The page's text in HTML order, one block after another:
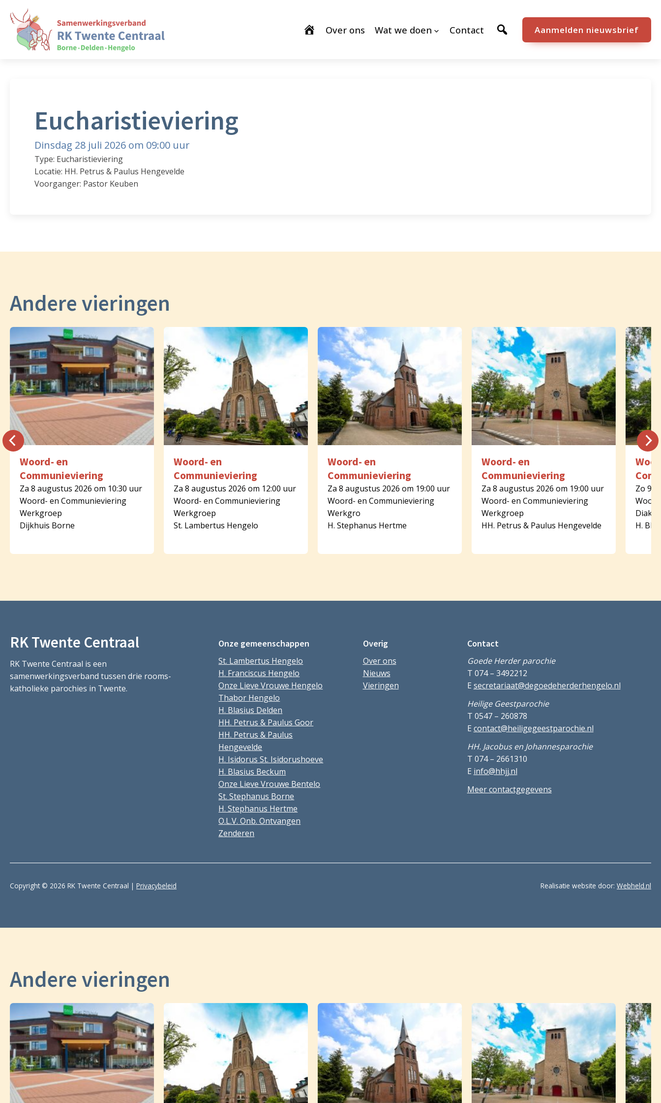
Over ons Wat we doen Contact Aanmelden nieuwsbrief
Eucharistieviering
Dinsdag 28 juli 2026 om 09:00 uur
Type: Eucharistieviering
Locatie: HH. Petrus & Paulus Hengevelde
Voorganger: Pastor Keuben
Andere vieringen
Woord- en
Communieviering
Za 8 augustus 2026 om 10:30 uur
Woord- en Communieviering
Werkgroep
Dijkhuis Borne
Woord- en
Communieviering
Za 8 augustus 2026 om 12:00 uur
Woord- en Communieviering
Werkgroep
St. Lambertus Hengelo
Woord- en
Communieviering
Za 8 augustus 2026 om 19:00 uur
Woord- en Communieviering
Werkgro
H. Stephanus Hertme
Woord- en
Communieviering
Za 8 augustus 2026 om 19:00 uur
Woord- en Communieviering
Werkgroep
HH. Petrus & Paulus Hengevelde
Zo 9
H.
RK Twente Centraal
RK Twente Centraal is een
samenwerkingsverband tussen drie rooms-
katholieke parochies in Twente.
Onze gemeenschappen
St. Lambertus Hengelo
H. Franciscus Hengelo
Onze Lieve Vrouwe Hengelo
Thabor Hengelo
H. Blasius Delden
HH. Petrus & Paulus Goor
HH. Petrus & Paulus
Hengevelde
H. Isidorus St. Isidorushoeve
H. Blasius Beckum
Onze Lieve Vrouwe Bentelo
St. Stephanus Borne
H. Stephanus Hertme
O.L.V. Onb. Ontvangen
Zenderen
Overig
Over ons
Nieuws
Vieringen
Contact
Goede Herder parochie
T 074 – 3492212
E secretariaat@degoedeherderhengelo.nl
Heilige Geestparochie
T 0547 – 260878
E contact@heiligegeestparochie.nl
HH. Jacobus en Johannesparochie
T 074 – 2661310
E info@hhjj.nl
Meer contactgegevens
Copyright © 2026 RK Twente Centraal | Privacybeleid Realisatie website door: Webheld.nl
Andere vieringen